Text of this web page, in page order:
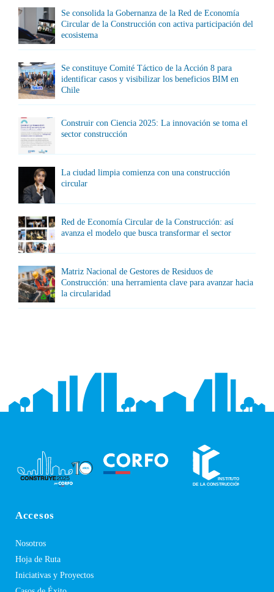
Se consolida la Gobernanza de la Red de Economía
Circular de la Construcción con activa participación del
ecosistema
Se constituye Comité Táctico de la Acción 8 para
identificar casos y visibilizar los beneficios BIM en
Chile
Construir con Ciencia 2025: La innovación se toma el
sector construcción
La ciudad limpia comienza con una construcción
circular
Red de Economía Circular de la Construcción: así
avanza el modelo que busca transformar el sector
Matriz Nacional de Gestores de Residuos de
Construcción: una herramienta clave para avanzar hacia
la circularidad
Accesos
Nosotros
Hoja de Ruta
Iniciativas y Proyectos